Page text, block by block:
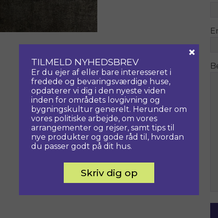
TILMELD NYHEDSBREV
Er du ejer af eller bare interesseret i
fredede og bevaringsværdige huse,
opdaterer vi dig i den nyeste viden
inden for områdets lovgivning og
bygningskultur generelt. Herunder om
vores politiske arbejde, om vores
arrangementer og rejser, samt tips til
nye produkter og gode råd til, hvordan
du passer godt på dit hus.
Skriv dig op
×